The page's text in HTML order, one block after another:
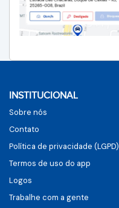
INSTITUCIONAL
Sobre nós
Contato
Política de privacidade (LGPD)
Termos de uso do app
Logos
Trabalhe com a gente